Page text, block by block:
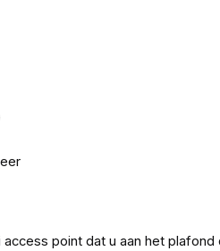
point dat u aan het